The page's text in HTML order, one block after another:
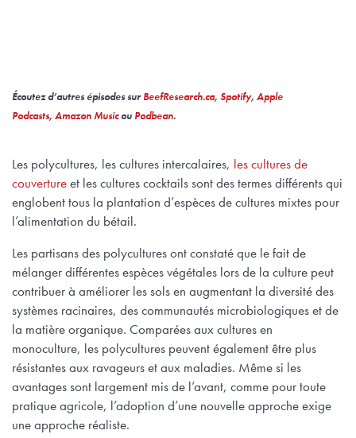
Écoutez d’autres épisodes surBeefResearch.ca, Spotify, Apple
Podcasts, Amazon Musicou Podbean.
Les polycultures, les cultures intercalaires, les cultures de
couvertureet les cultures cocktails sont des termes différents qui
englobent tous la plantation d’espèces de cultures mixtes pour
l’alimentation du bétail.
Les partisans des polycultures ont constaté que le fait de
mélanger différentes espèces végétales lors de la culture peut
contribuer à améliorer les sols en augmentant la diversité des
systèmes racinaires, des communautés microbiologiques et de
la matière organique. Comparées aux cultures en
monoculture, les polycultures peuvent également être plus
résistantes aux ravageurs et aux maladies. Même si les
avantages sont largement mis de l’avant, comme pour toute
pratique agricole, l’adoption d’une nouvelle approche exige
une approche réaliste.